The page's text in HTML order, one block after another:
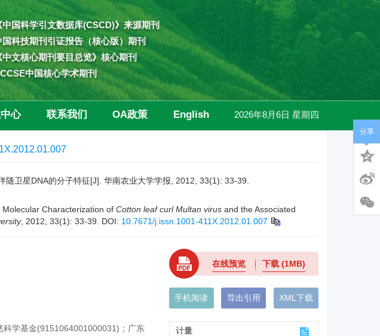
中国科学引文数据库(CSCD)》来源期刊
国科技期刊引证报告（核心版）期刊
中文核心期刊要目总览》核心期刊
中国核心学术期刊
心 联系我们 OA政策 English 2026年8月6日 星期四
卫星DNA的分子特征[J]. 华南农业大学学报, 2012, 33(1): 33-39.
Characterization of Cotton leaf curl Multan virus and the Associated
, 2012, 33(1): 33-39. DOI: 10.7671/j.issn.1001-411X.2012.01.007
科学基金(9151064001000031)；广东
在线预览 下载 (1MB)
手机阅读 导出引用 XML下载
计量
分享